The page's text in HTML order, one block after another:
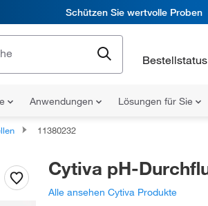
Schützen Sie wertvolle Proben
Bestellstatus
Anwendungen Lösungen für Sie
11380232
Cytiva pH-
Alle ansehen Cytiva Produkte